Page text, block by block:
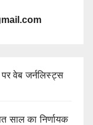
वेब जर्नलिस्ट्स
साल का निर्णायक